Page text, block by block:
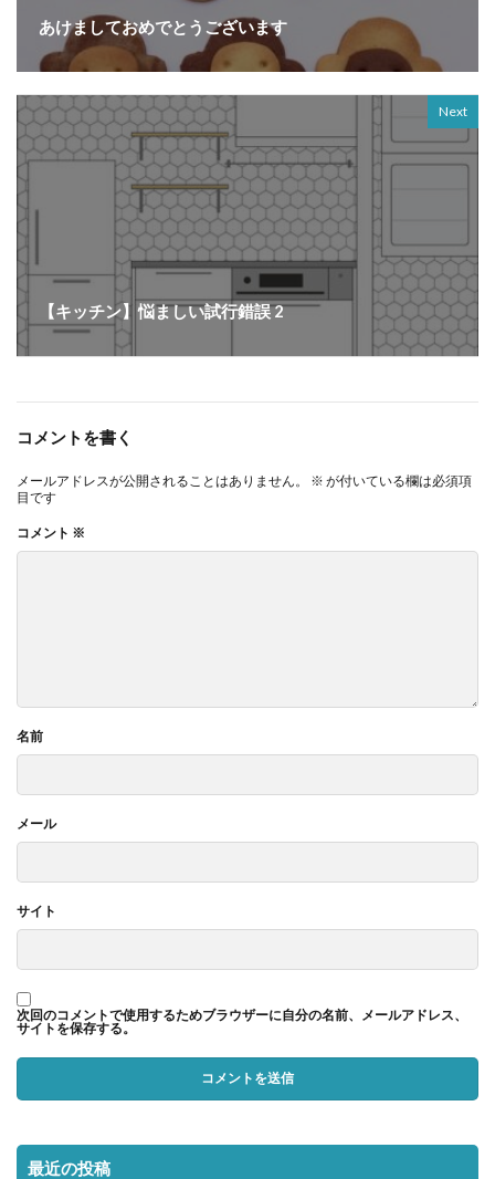
あけましておめでとうございます
Next
【キッチン】悩ましい試行錯誤 2
コメントを書く
メールアドレスが公開されることはありません。 ※ が付いている欄は必須項
目です
コメント ※
名前
メール
サイト
次回のコメントで使用するためブラウザーに自分の名前、メールアドレス、
サイトを保存する。
最近の投稿